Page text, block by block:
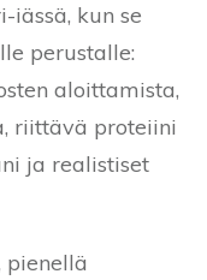
iässä, kun se
perustalle:
aloittamista,
riittävä proteiini
ja realistiset
pienellä